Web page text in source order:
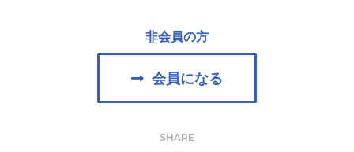
非会員の方
会員になる
SHARE